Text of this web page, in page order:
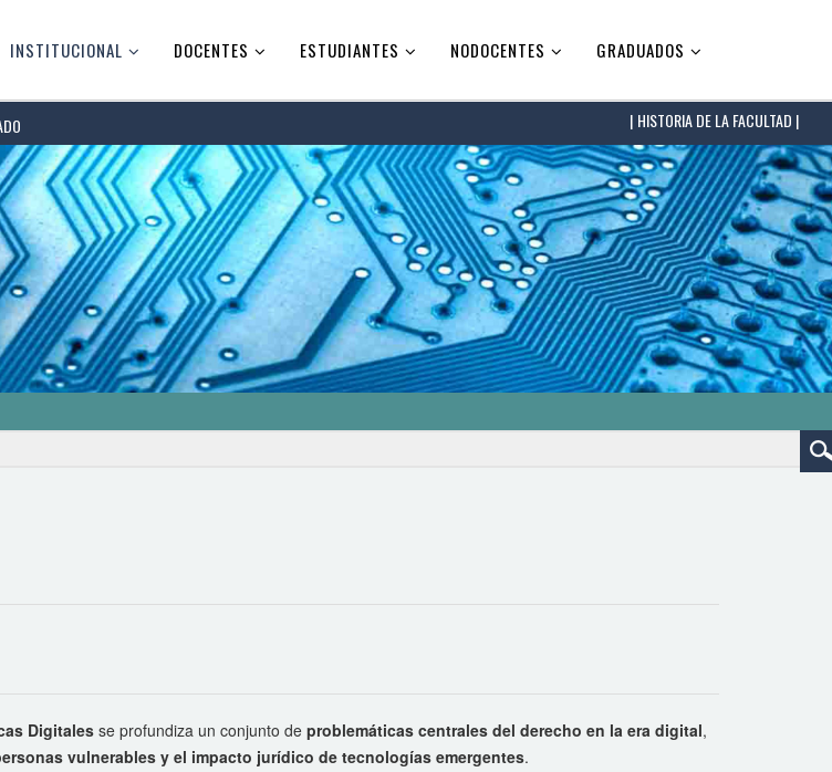
INSTITUCIONAL DOCENTES ESTUDIANTES NODOCENTES GRADUADOS
HISTORIA DE LA FACULTAD |
Digitales se profundiza un conjunto de problemáticas centrales del derecho en la era digital,
vulnerables y el impacto jurídico de tecnologías emergentes.